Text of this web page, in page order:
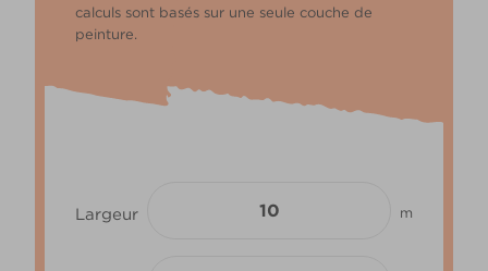
calculs sont basés sur une seule couche de
peinture.
Largeur m